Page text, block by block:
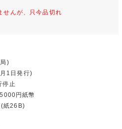
せんが、只今品切れ
)
1日発行)
停止
円紙幣
(紙26B)